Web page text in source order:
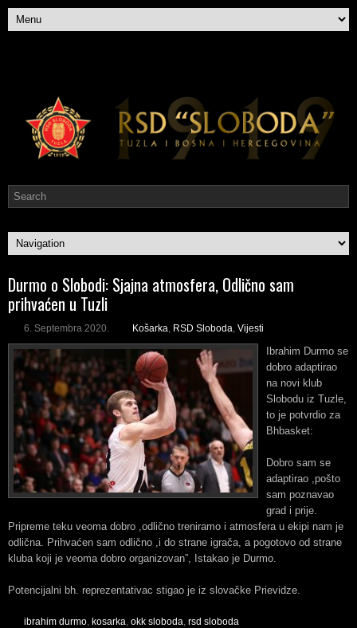
Durmo o Slobodi: Sjajna atmosfera, Odlično sam
prihvaćen u Tuzli
6. Septembra 2020. Košarka RSD Sloboda Vijesti
Ibrahim Durmo se
dobro adaptirao
na novi klub
Slobodu iz Tuzle,
to je potvrdio za
Bhbasket:
Dobro sam se
adaptirao ,pošto
sam poznavao
grad i prije.
Pripreme teku veoma dobro ,odlično treniramo i atmosfera u ekipi nam je
odlična. Prihvaćen sam odlično ,i do strane igrača, a pogotovo od strane
kluba koji je veoma dobro organizovan”, Istakao je Durmo.
Potencijalni bh. reprezentativac stigao je iz slovačke Prievidze.
ibrahim durmo kosarka okk sloboda rsd sloboda